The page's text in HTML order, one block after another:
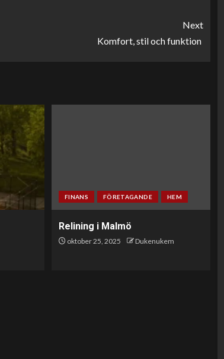
Next
Komfort, stil och funktion
FINANS FÖRETAGANDE HEM
Relining i Malmö
oktober 25, 2025 Dukenukem